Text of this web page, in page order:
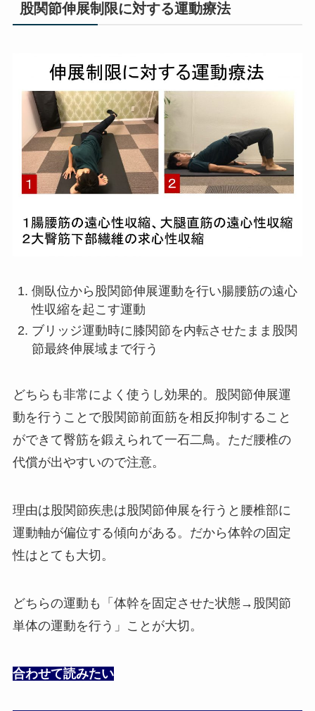
股関節伸展制限に対する運動療法
側臥位から股関節伸展運動を行い腸腰筋の遠心
性収縮を起こす運動
ブリッジ運動時に膝関節を内転させたまま股関
節最終伸展域まで行う
どちらも非常によく使うし効果的。股関節伸展運
動を行うことで股関節前面筋を相反抑制すること
ができて臀筋を鍛えられて一石二鳥。ただ腰椎の
代償が出やすいので注意。
理由は股関節疾患は股関節伸展を行うと腰椎部に
運動軸が偏位する傾向がある。だから体幹の固定
性はとても大切。
どちらの運動も「体幹を固定させた状態→股関節
単体の運動を行う」ことが大切。
合わせて読みたい